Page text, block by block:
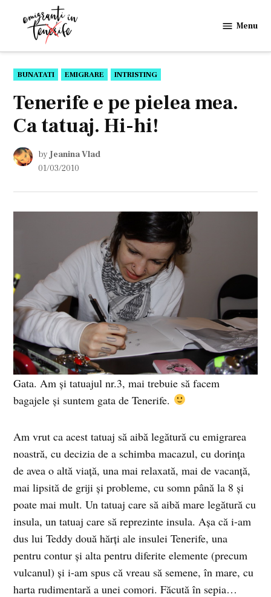
in
Menu
POSTED
IN
BUNATATI EMIGRARE INTRISTING
Tenerife e pe pielea mea.
Ca tatuaj. Hi-hi!
by Jeanina Vlad
01/03/2010
Gata. Am şi tatuajul nr.3, mai trebuie să facem
bagajele şi suntem gata de Tenerife.
Am vrut ca acest tatuaj să aibă legătură cu emigrarea
noastră, cu decizia de a schimba macazul, cu dorinţa
de avea o altă viaţă, una mai relaxată, mai de vacanţă,
mai lipsită de griji şi probleme, cu somn până la 8 şi
poate mai mult. Un tatuaj care să aibă mare legătură cu
insula, un tatuaj care să reprezinte insula. Aşa că i-am
dus lui Teddy două hărţi ale insulei Tenerife, una
pentru contur şi alta pentru diferite elemente (precum
vulcanul) şi i-am spus că vreau să semene, în mare, cu
harta rudimentară a unei comori. Făcută în sepia…